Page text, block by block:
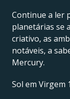
Continue a ler
planetárias se
criativo, as
notáveis, a
Mercury.
Sol em Virgem